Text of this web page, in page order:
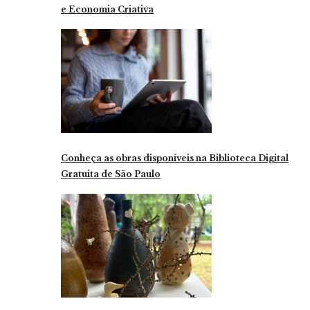
e Economia Criativa
Conheça as obras disponíveis na Biblioteca Digital
Gratuita de São Paulo